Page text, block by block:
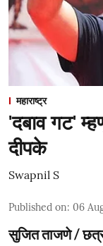
महाराष्ट्र
'दबाव गट'
दीपके
Swapnil S
Published on: 06
सुजित ताजणे /